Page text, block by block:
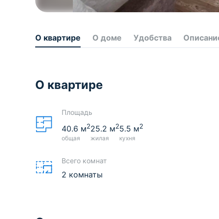
О квартире О доме Удобства
О квартире
Площадь
40.6 м2
общая
25.2 м2
жилая
5.5 м2
кухня
Всего комнат
2 комнаты